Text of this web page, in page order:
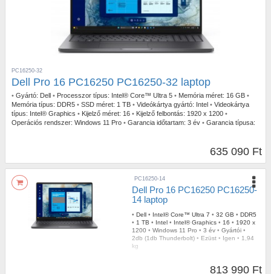
PC16250-32
Dell Pro 16 PC16250 PC16250-32 laptop
• Gyártó: Dell • Processzor típus: Intel® Core™ Ultra 5 • Memória méret: 16 GB •
Memória típus: DDR5 • SSD méret: 1 TB • Videókártya gyártó: Intel • Videokártya
típus: Intel® Graphics • Kijelző méret: 16 • Kijelző felbontás: 1920 x 1200 •
Operációs rendszer: Windows 11 Pro • Garancia időtartam: 3 év • Garancia típusa:
635 090 Ft
PC16250-14
Dell Pro 16 PC16250 PC16250-
14 laptop
• Dell • Intel® Core™ Ultra 7 • 32 GB • DDR5
• 1 TB • Intel • Intel® Graphics • 16 • 1920 x
1200 • Windows 11 Pro • 3 év • Gyártói •
2db (1db Thunderbolt) • Ezüst • Igen • 1,94
kg
813 990 Ft